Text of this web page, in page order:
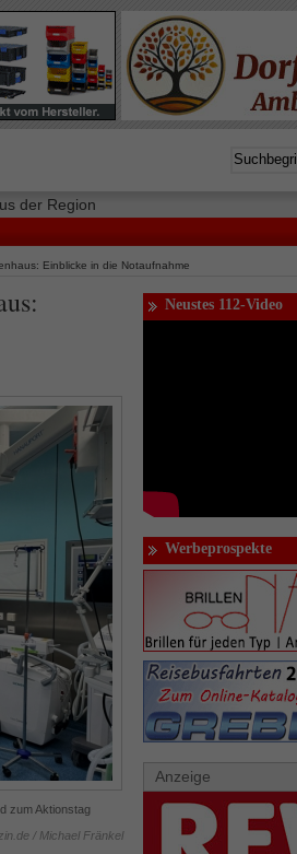
der Region
Einblicke in die Notaufnahme
zum Aktionstag
/ Michael Fränkel
Neustes 112-Video
Werbeprospekte
Anzeige